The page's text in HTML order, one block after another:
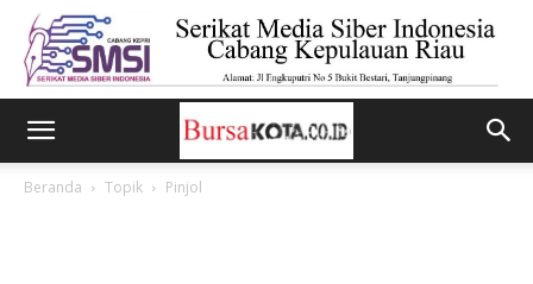
Beranda Topik Pinjol